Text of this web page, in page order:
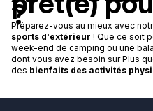
?
Préparez-vous au mieux avec
sports d'extérieur ! Que ce soit
week-end de camping ou une
dont vous avez besoin sur Plus
des bienfaits des activités